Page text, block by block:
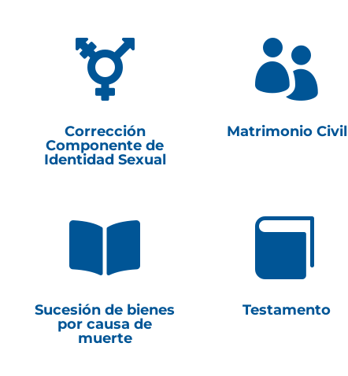

Corrección
Componente de
Identidad Sexual

Matrimonio Civil

Sucesión de bienes
por causa de
muerte

Testamento